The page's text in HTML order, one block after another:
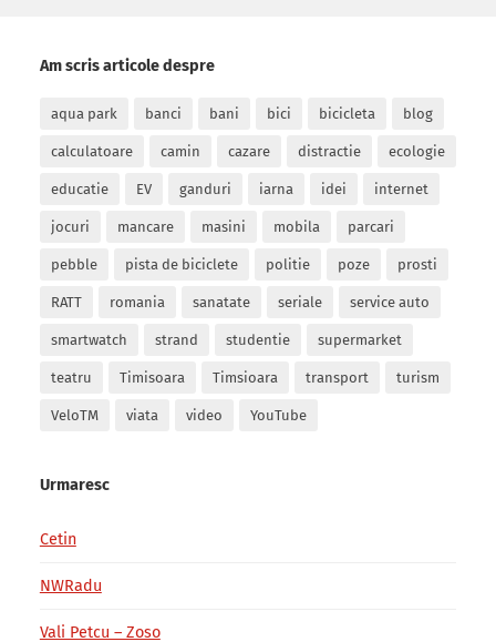
Am scris articole despre
aqua park banci bani bici bicicleta blog
calculatoare camin cazare distractie ecologie
educatie EV ganduri iarna idei internet
jocuri mancare masini mobila parcari
pebble pista de biciclete politie poze prosti
RATT romania sanatate seriale service auto
smartwatch strand studentie supermarket
teatru Timisoara Timsioara transport turism
VeloTM viata video YouTube
Urmaresc
Cetin
NWRadu
Vali Petcu – Zoso